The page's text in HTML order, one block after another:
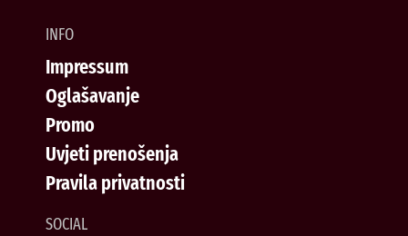
INFO
Impressum
Oglašavanje
Promo
Uvjeti prenošenja
Pravila privatnosti
SOCIAL